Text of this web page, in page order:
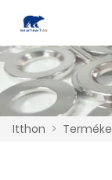
Itthon >